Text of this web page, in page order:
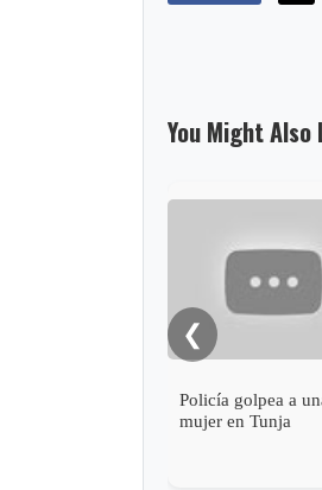
You Might Also
❮
Policía golpea a
mujer en Tunja